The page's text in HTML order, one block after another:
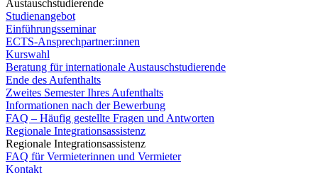
Austauschstudierende
Studienangebot
Einführungsseminar
ECTS-Ansprechpartner:innen
Kurswahl
Beratung für internationale Austauschstudierende
Ende des Aufenthalts
Zweites Semester Ihres Aufenthalts
Informationen nach der Bewerbung
FAQ – Häufig gestellte Fragen und Antworten
Regionale Integrationsassistenz
Regionale Integrationsassistenz
FAQ für Vermieterinnen und Vermieter
Kontakt